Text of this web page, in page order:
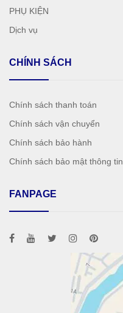
PHỤ KIỆN
Dịch vụ
CHÍNH SÁCH
Chính sách thanh toán
Chính sách vận chuyển
Chính sách bảo hành
Chính sách bảo mật thông tin
FANPAGE